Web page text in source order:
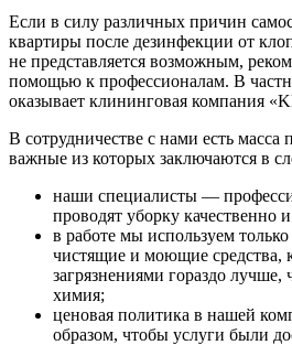
Если в силу различных причин
квартиры после дезинфекции от
не представляется возможным,
помощью к профессионалам. В
оказывает клининговая компания
В сотрудничестве с нами есть масса
важные из которых заключаются в
наши специалисты —
проводят уборку качественно
в работе мы используем
чистящие и моющие средства,
загрязнениями гораздо лучше,
химия;
ценовая политика в нашей
образом, чтобы услуги были